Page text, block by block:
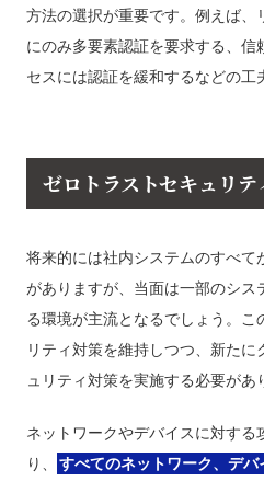
方法の選択が重要です。例えば、
にのみ多要素認証を要求する、信
セスには認証を緩和するなどの工
ゼロトラストセキュリ
将来的には社内システムのすべて
がありますが、当面は一部のシス
る環境が主流となるでしょう。こ
リティ対策を維持しつつ、新た
ュリティ対策を実施する必要があ
ネットワークやデバイスに対する
り、
すべてのネットワーク、デ